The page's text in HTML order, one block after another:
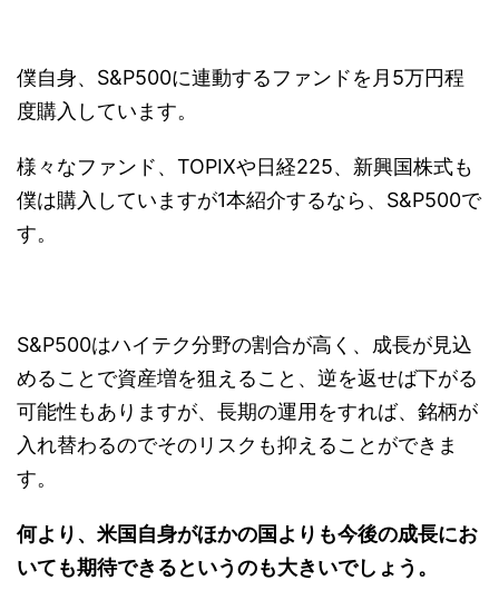
僕自身、S&P500に連動するファンドを月5万円程
度購入しています。
様々なファンド、TOPIXや日経225、新興国株式も
僕は購入していますが1本紹介するなら、S&P500で
す。
S&P500はハイテク分野の割合が高く、成長が見込
めることで資産増を狙えること、逆を返せば下がる
可能性もありますが、長期の運用をすれば、銘柄が
入れ替わるのでそのリスクも抑えることができま
す。
何より、米国自身がほかの国よりも今後の成長にお
いても期待できるというのも大きいでしょう。